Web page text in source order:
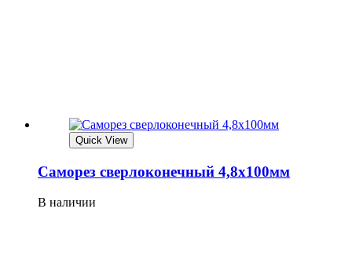
Quick View
Саморез сверлоконечный 4,8х100мм
В наличии